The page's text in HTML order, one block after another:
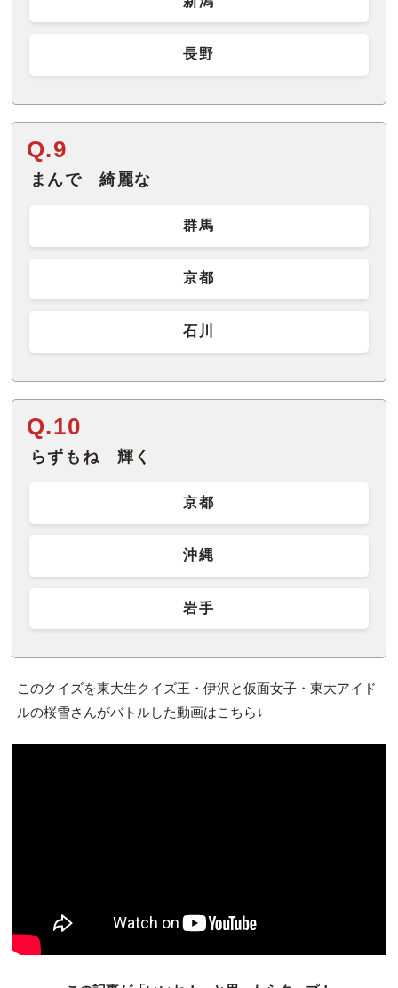
長野
Q.9
まんで 綺麗な
群馬
京都
石川
Q.10
らずもね 輝く
京都
沖縄
岩手
このクイズを東大生クイズ王・伊沢と仮面女子・東大アイド
ルの桜雪さんがバトルした動画はこちら↓